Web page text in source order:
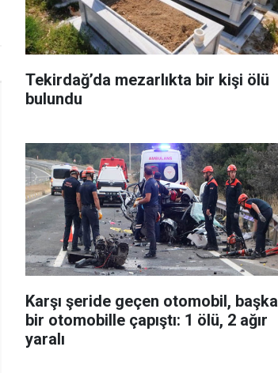
Tekirdağ’da mezarlıkta bir kişi ölü
bulundu
Karşı şeride geçen otomobil, başka
bir otomobille çapıştı: 1 ölü, 2 ağır
yaralı